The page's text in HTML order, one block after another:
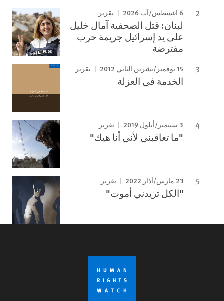
6 اغسطس/آب 2026 تقرير
لبنان: قتل الصحفية آمال خليل
على يد إسرائيل جريمة حرب
مفترضة
15 نوفمبر/تشرين الثاني 2012 تقرير
الخدمة في العزلة
3 سبتمبر/أيلول 2019 تقرير
"ما تعاقبني لأني أنا هيك"
23 مارس/آذار 2022 تقرير
"الكل تريدني أموت"